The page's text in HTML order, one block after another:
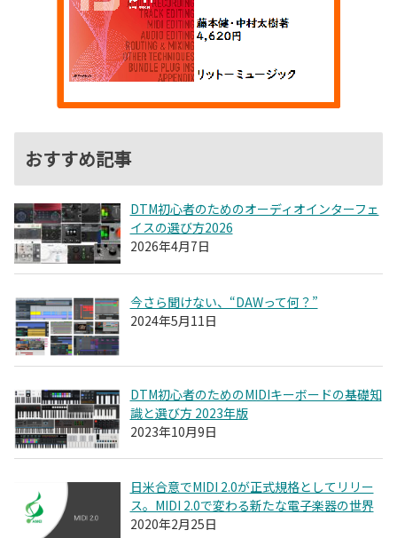
おすすめ記事
DTM初心者のためのオーディオインターフェ
イスの選び方2026
2026年4月7日
今さら聞けない、“DAWって何？”
2024年5月11日
DTM初心者のためのMIDIキーボードの基礎知
識と選び方 2023年版
2023年10月9日
日米合意でMIDI 2.0が正式規格としてリリー
ス。MIDI 2.0で変わる新たな電子楽器の世界
2020年2月25日